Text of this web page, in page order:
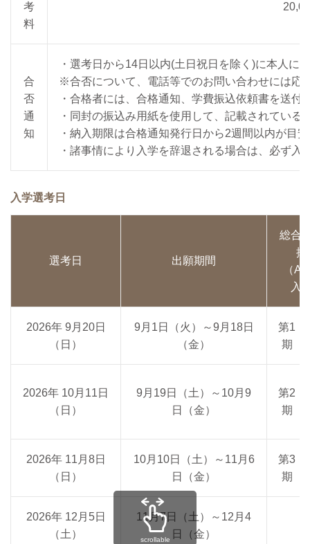
考
料
合
否
通
知
・選考日から14日以内(土日祝日を除く)に本人に
※合否について、電話等でのお問い合わせには応
・合格者には、合格通知、学費振込依頼書を送付
・同封の振込み用紙を使用して、記載されてい
・納入期限は合格通知発行日から2週間以内が目
・諸事情により入学を辞退される場合は、必ず
入学選考日
選考日 出願期間
総合
抜
（
入
2026年 9月20日
（日）
9月1日（火）～9月18日
（金）
第1
期
2026年 10月11日
（日）
9月19日（土）～10月9
日（金）
第2
期
2026年 11月8日
（日）
10月10日（土）～11月6
日（金）
第3
期
2026年 12月5日
（土）
11月7日（土）～12月4
日（金）
scrollable